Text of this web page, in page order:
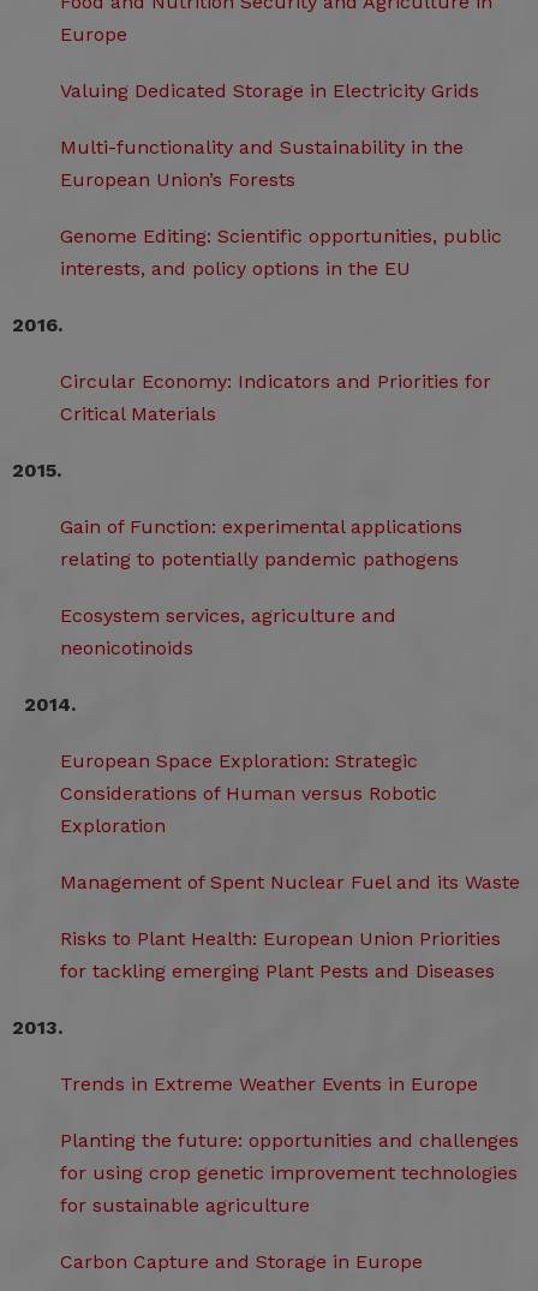
Europe
Valuing Dedicated Storage in Electricity Grids
Multi-functionality and Sustainability in the
European Union’s Forests
Genome Editing: Scientific opportunities, public
interests, and policy options in the EU
2016.
Circular Economy: Indicators and Priorities for
Critical Materials
2015.
Gain of Function: experimental applications
relating to potentially pandemic pathogens
Ecosystem services, agriculture and
neonicotinoids
2014.
European Space Exploration: Strategic
Considerations of Human versus Robotic
Exploration
Management of Spent Nuclear Fuel and its Waste
Risks to Plant Health: European Union Priorities
for tackling emerging Plant Pests and Diseases
2013.
Trends in Extreme Weather Events in Europe
Planting the future: opportunities and challenges
for using crop genetic improvement technologies
for sustainable agriculture
Carbon Capture and Storage in Europe